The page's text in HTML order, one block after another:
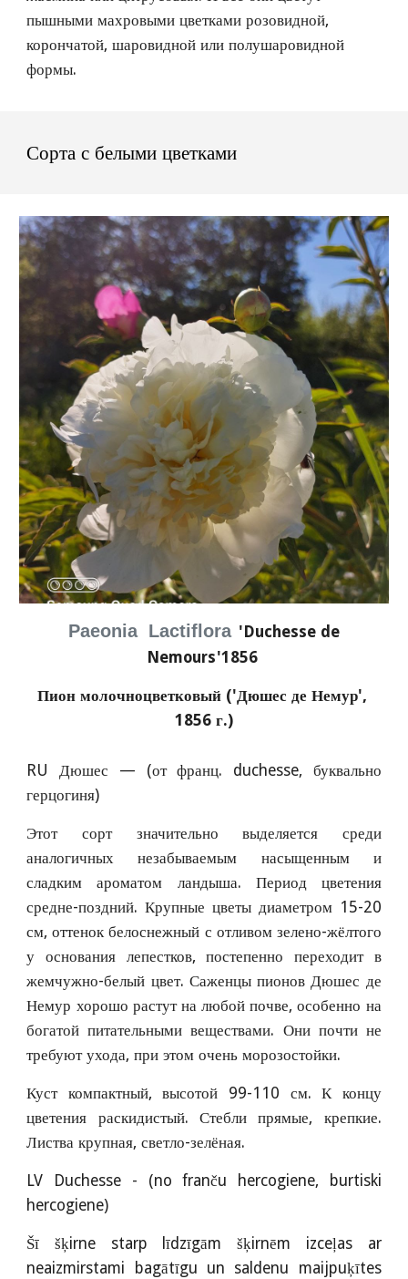
пышными махровыми цветками розовидной,
корончатой, шаровидной или полушаровидной
формы.
Сорта с белыми цветками
Paeonia  Lactiflora 'Duchesse de
Nemours'1856
Пион молочноцветковый ('Дюшес де Немур',
1856 г.)
RU Дюшес — (от франц. duchesse, буквально
герцогиня)
Этот сорт значительно выделяется среди
аналогичных незабываемым насыщенным и
сладким ароматом ландыша. Период цветения
средне-поздний. Крупные цветы диаметром 15-20
см, оттенок белоснежный с отливом зелено-жёлтого
у основания лепестков, постепенно переходит в
жемчужно-белый цвет. Саженцы пионов Дюшес де
Немур хорошо растут на любой почве, особенно на
богатой питательными веществами. Они почти не
требуют ухода, при этом очень морозостойки.
Куст компактный, высотой 99-110 см. К концу
цветения раскидистый. Стебли прямые, крепкие.
Листва крупная, светло-зелёная.
LV Duchesse - (no franču hercogiene, burtiski
hercogiene)
Šī šķirne starp līdzīgām šķirnēm izceļas ar
neaizmirstami bagātīgu un saldenu maijpuķītes